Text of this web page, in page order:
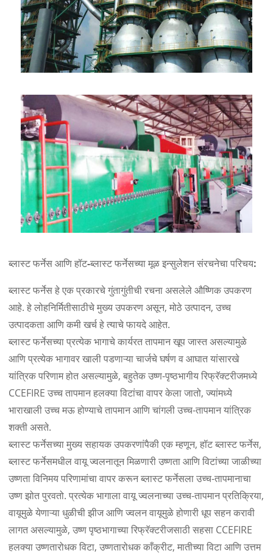
ब्लास्ट फर्नेस आणि हॉट-ब्लास्ट फर्नेसच्या मूळ इन्सुलेशन संरचनेचा परिचय:
ब्लास्ट फर्नेस हे एक प्रकारचे गुंतागुंतीची रचना असलेले औष्णिक उपकरण
आहे. हे लोहनिर्मितीसाठीचे मुख्य उपकरण असून, मोठे उत्पादन, उच्च
उत्पादकता आणि कमी खर्च हे त्याचे फायदे आहेत.
ब्लास्ट फर्नेसच्या प्रत्येक भागाचे कार्यरत तापमान खूप जास्त असल्यामुळे
आणि प्रत्येक भागावर खाली पडणाऱ्या चार्जचे घर्षण व आघात यांसारखे
यांत्रिक परिणाम होत असल्यामुळे, बहुतेक उष्ण-पृष्ठभागीय रिफ्रॅक्टरीजमध्ये
CCEFIRE उच्च तापमान हलक्या विटांचा वापर केला जातो, ज्यांमध्ये
भाराखाली उच्च मऊ होण्याचे तापमान आणि चांगली उच्च-तापमान यांत्रिक
शक्ती असते.
ब्लास्ट फर्नेसच्या मुख्य सहायक उपकरणांपैकी एक म्हणून, हॉट ब्लास्ट फर्नेस,
ब्लास्ट फर्नेसमधील वायू ज्वलनातून मिळणारी उष्णता आणि विटांच्या जाळीच्या
उष्णता विनिमय परिणामांचा वापर करून ब्लास्ट फर्नेसला उच्च-तापमानाचा
उष्ण झोत पुरवतो. प्रत्येक भागाला वायू ज्वलनाच्या उच्च-तापमान प्रतिक्रिया,
वायूमुळे येणाऱ्या धुळीची झीज आणि ज्वलन वायूमुळे होणारी धूप सहन करावी
लागत असल्यामुळे, उष्ण पृष्ठभागाच्या रिफ्रॅक्टरीजसाठी सहसा CCEFIRE
हलक्या उष्णतारोधक विटा, उष्णतारोधक काँक्रीट, मातीच्या विटा आणि उत्तम